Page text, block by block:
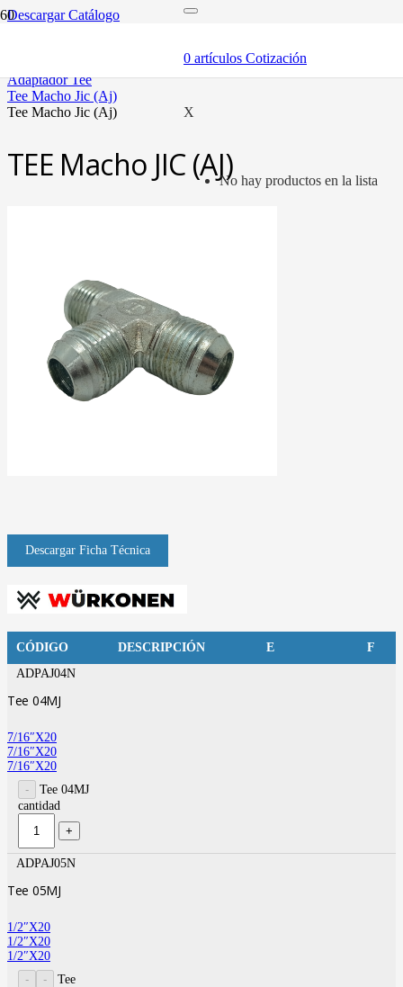
0 artículos Cotización
X
No hay productos en la lista
Descargar Catálogo
adaptador tee
tee macho jic (aj)
tee macho jic (aj)
TEE Macho JIC (AJ)
CÓDIGO DESCRIPCIÓN E
F
ADPAJ04N
Tee 04MJ
7/16″X20
7/16″X20
7/16″X20
Tee 04MJ
cantidad
ADPAJ05N
Tee 05MJ
1/2″X20
1/2″X20
1/2″X20
Tee